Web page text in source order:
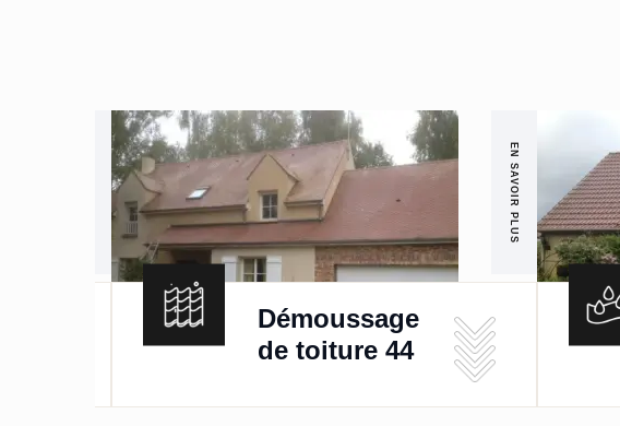
EN SAVOIR PLUS
Démoussage
de toiture 44